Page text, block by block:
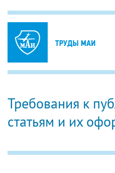
Требования к
статьям и их